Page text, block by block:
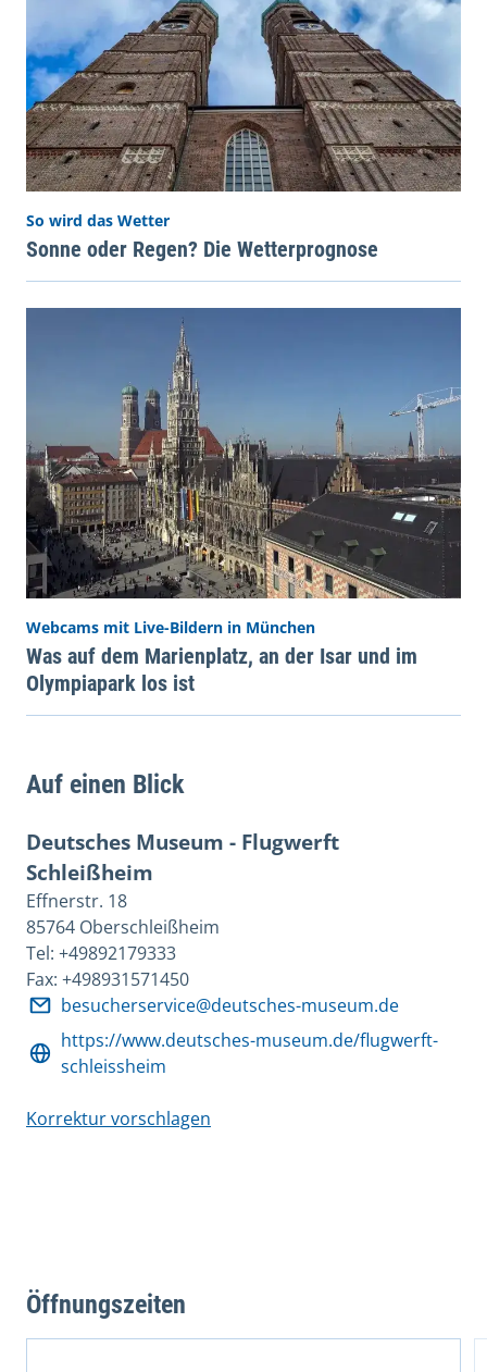
So wird das Wetter
Sonne oder Regen? Die Wetterprognose
Webcams mit Live-Bildern in München
Was auf dem Marienplatz, an der Isar und im
Olympiapark los ist
Auf einen Blick
Deutsches Museum - Flugwerft
Schleißheim
Effnerstr. 18
85764 Oberschleißheim
Tel: +49892179333
Fax: +498931571450
besucherservice@deutsches-museum.de
https://www.deutsches-museum.de/flugwerft-
schleissheim
Korrektur vorschlagen
Öffnungszeiten